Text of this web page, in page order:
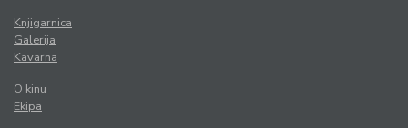
Knjigarnica
Galerija
Kavarna
O kinu
Ekipa